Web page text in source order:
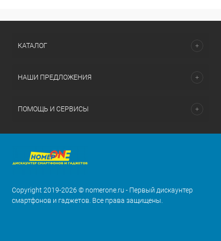
КАТАЛОГ
НАШИ ПРЕДЛОЖЕНИЯ
ПОМОЩЬ И СЕРВИСЫ
Copyright 2019-2026 © nomerone.ru - Первый дискаунтер
смартфонов и гаджетов. Все права защищены.